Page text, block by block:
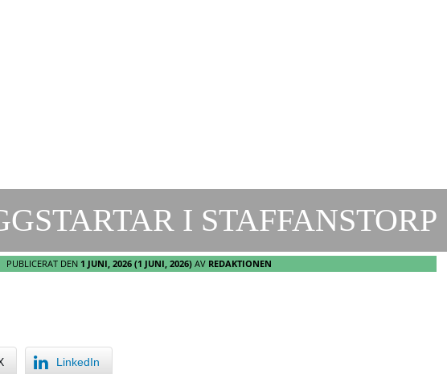
I STAFFANSTORP
PUBLICERAT DEN 1 JUNI, 2026 (1 JUNI, 2026) AV REDAKTIONEN
LinkedIn